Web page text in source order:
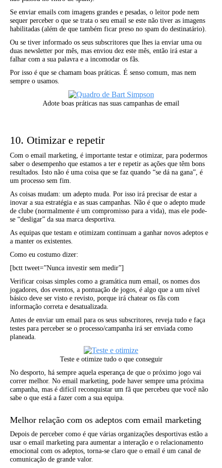
Se enviar emails com imagens grandes e pesadas, o leitor pode nem
sequer perceber o que se trata o seu email se este não tiver as imagens
habilitadas (além de que também ficar preso no spam do destinatário).
Ou se tiver informado os seus subscritores que lhes ia enviar uma ou
duas newsletter por mês, mas enviou dez este mês, então irá estar a
falhar com a sua palavra e a incomodar os fãs.
Por isso é que se chamam boas práticas. É senso comum, mas nem
sempre o usamos.
Adote boas práticas nas suas campanhas de email
10. Otimizar e repetir
Com o email marketing, é importante testar e otimizar, para podermos
saber o desempenho que estamos a ter e repetir as ações que têm bons
resultados. Isto não é uma coisa que se faz quando “se dá na gana”, é
um processo sem fim.
As coisas mudam: um adepto muda. Por isso irá precisar de estar a
inovar a sua estratégia e as suas campanhas. Não é que o adepto mude
de clube (normalmente é um compromisso para a vida), mas ele pode-
se “desligar” da sua marca desportiva.
As equipas que testam e otimizam continuam a ganhar novos adeptos e
a manter os existentes.
Como eu costumo dizer:
[bctt tweet=”Nunca investir sem medir”]
Verificar coisas simples como a gramática num email, os nomes dos
jogadores, dos eventos, a pontuação de jogos, é algo que a um nível
básico deve ser visto e revisto, porque irá chatear os fãs com
informação correta e desatualizada.
Antes de enviar um email para os seus subscritores, reveja tudo e faça
testes para perceber se o processo/campanha irá ser enviada como
planeada.
Teste e otimize tudo o que conseguir
No desporto, há sempre aquela esperança de que o próximo jogo vai
correr melhor. No email marketing, pode haver sempre uma próxima
campanha, mas é difícil reconquistar um fã que percebeu que você não
sabe o que está a fazer com a sua equipa.
Melhor relação com os adeptos com email marketing
Depois de perceber como é que várias organizações desportivas estão a
usar o email marketing para aumentar a interação e o relacionamento
emocional com os adeptos, torna-se claro que o email é um canal de
comunicação de grande valor.